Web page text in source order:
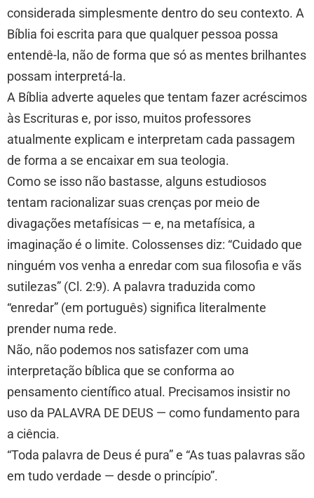
considerada simplesmente dentro do seu contexto. A
Bíblia foi escrita para que qualquer pessoa possa
entendê-la, não de forma que só as mentes brilhantes
possam interpretá-la.
A Bíblia adverte aqueles que tentam fazer acréscimos
às Escrituras e, por isso, muitos professores
atualmente explicam e interpretam cada passagem
de forma a se encaixar em sua teologia.
Como se isso não bastasse, alguns estudiosos
tentam racionalizar suas crenças por meio de
divagações metafísicas — e, na metafísica, a
imaginação é o limite. Colossenses diz: “Cuidado que
ninguém vos venha a enredar com sua filosofia e vãs
sutilezas” (Cl. 2:9). A palavra traduzida como
“enredar” (em português) significa literalmente
prender numa rede.
Não, não podemos nos satisfazer com uma
interpretação bíblica que se conforma ao
pensamento científico atual. Precisamos insistir no
uso da PALAVRA DE DEUS — como fundamento para
a ciência.
“Toda palavra de Deus é pura” e “As tuas palavras são
em tudo verdade — desde o princípio”.